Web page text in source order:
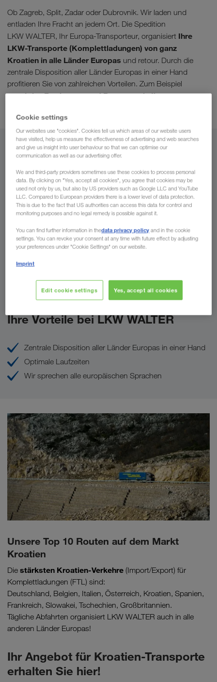
Ob Zagreb, Split, Zadar oder Dubrovnik. Wir laden und
entladen Ihre Fracht an jedem Ort. Die Spedition
LKW WALTER, Ihr Europa-Transporteur, organisiert Ihre
LKW-Transporte (Komplettladungen) von ganz
Kroatien in alle Länder Europas und retour. Durch die
zentrale Disposition aller Länder Europas in einer Hand
profitieren Sie von zahlreichen Vorteilen. Zum Beispiel
attraktive Frachtraten und Betreuung in Ihrer
Von
Österreich
Nach
Land
Ihre Vorteile bei LKW WALTER
Zentrale Disposition aller Länder Europas in einer Hand
Optimale Laufzeiten
Wir sprechen alle europäischen Sprachen
Unsere Top 10 Routen auf dem Markt
Kroatien
Die stärksten Kroatien-Verkehre (Import/Export) für
Komplettladungen (FTL) sind:
Deutschland, Belgien, Italien, Österreich, Kroatien, Spanien,
Frankreich, Slowakei, Tschechien, Großbritannien.
Tägliche Abfahrten organisiert LKW WALTER auch in alle
anderen Länder Europas!
Ihr Angebot für Kroatien-Transporte
erhalten Sie hier!
Cookie settings
Our websites use "cookies". Cookies tell us which areas of our website users
have visited, help us measure the effectiveness of advertising and web searches
and give us insight into user behaviour so that we can optimise our
communication as well as our advertising offer.
We and third-party providers sometimes use these cookies to process personal
data. By clicking on "Yes, accept all cookies", you agree that cookies may be
used not only by us, but also by US providers such as Google LLC and YouTube
LLC. Compared to European providers there is a lower level of data protection.
This is due to the fact that US authorities can access this data for control and
monitoring purposes and no legal remedy is possible against it.
You can find further information in thedata privacy policy and in the cookie
settings. You can revoke your consent at any time with future effect by adjusting
your preferences under "Cookie Settings" on our website.
Imprint
Edit cookie settings Yes, accept all cookies